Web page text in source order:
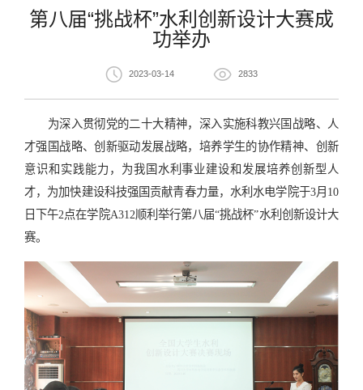
第八届“挑战杯”水利创新设计大赛成
功举办
2023-03-14 2833
为深入贯彻党的二十大精神，深入实施科教兴国战略、人
才强国战略、创新驱动发展战略，培养学生的协作精神、创新
意识和实践能力，为我国水利事业建设和发展培养创新型人
才，为加快建设科技强国贡献青春力量，水利水电学院于3月10
日下午2点在学院A312顺利举行第八届“挑战杯”水利创新设计大
赛。